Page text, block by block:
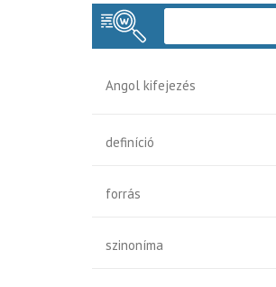
Angol kifejezés
definíció
forrás
szinoníma